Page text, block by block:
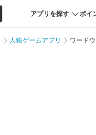
アプリを探す ポイ
人狼ゲームアプリ ワード